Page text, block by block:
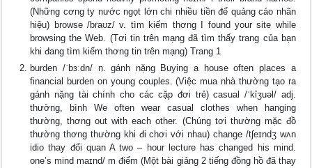
(Những cơng ty nước ngọt lớn chi nhiều tiền để quảng cáo nhãn
hiệu) browse /braʊz/ v. tìm kiếm thơng I found your site while
browsing the Web. (Tơi tin trên mạng đã tìm thấy trang của bạn
khi đang tìm kiếm thơng tin trên mạng) Trang 1
burden /ˈbɜːdn/ n. gánh nặng Buying a house often places a
financial burden on young couples. (Việc mua nhà thường tạo ra
gánh nặng tài chính cho các cặp đơi trẻ) casual /ˈkỉʒuəl/ adj.
thường, bình We often wear casual clothes when hanging
thường, thơng out with each other. (Chúng tơi thường mặc đồ
thường thơng thường khi đi chơi với nhau) change /tʃeɪndʒ wʌn
idio thay đổi quan A two – hour lecture has changed his mind.
one’s mind maɪnd/ m điểm (Một bài giảng 2 tiếng đồng hồ đã thay